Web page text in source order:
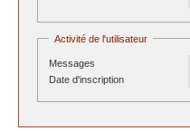
Activité de l'utilisateur
Messages
Date d'inscription